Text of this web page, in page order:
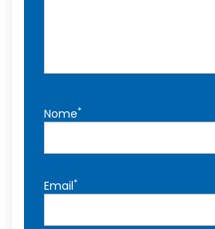
Nome*
Email*